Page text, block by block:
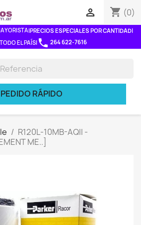
shopping_cart (0)

|PRECIOS ESPECIALES POR CANTIDAD|
EL PAÍS|phone 264 622-7616
PEDIDO RÁPIDO
R120L-10MB-AQII -
ME..]